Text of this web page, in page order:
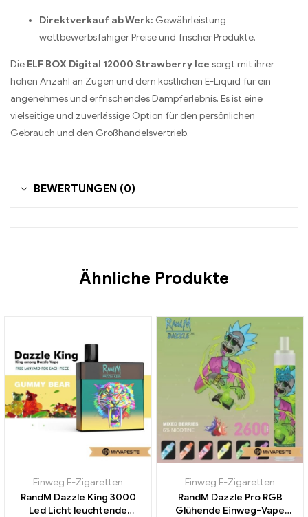
Direktverkauf ab Werk: Gewährleistung
wettbewerbsfähiger Preise und frischer Produkte.
Die ELF BOX Digital 12000 Strawberry Ice sorgt mit ihrer
hohen Anzahl an Zügen und dem köstlichen E-Liquid für ein
angenehmes und erfrischendes Dampferlebnis. Es ist eine
vielseitige und zuverlässige Option für den persönlichen
Gebrauch und den Großhandelsvertrieb.
BEWERTUNGEN (0)
Ähnliche Produkte
Einweg E-Zigaretten
RandM Dazzle King 3000
Led Licht leuchtende
Einweg E-Zigaretten
RandM Dazzle Pro RGB
Glühende Einweg-Vape